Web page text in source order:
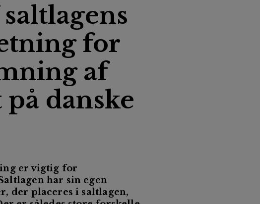
for
af
danske
er vigtig for
har sin egen
der placeres i saltlagen,